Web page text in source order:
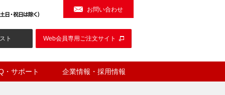
お問い合わせ
ト Web会員専用ご注文サイト
・サポート 企業情報・採用情報